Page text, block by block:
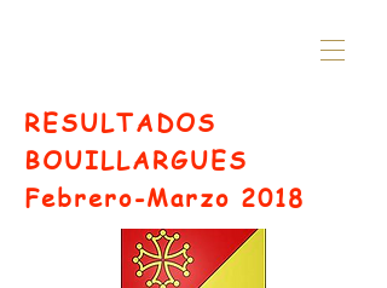
RESULTADOS
BOUILLARGUES
Febrero-Marzo 2018